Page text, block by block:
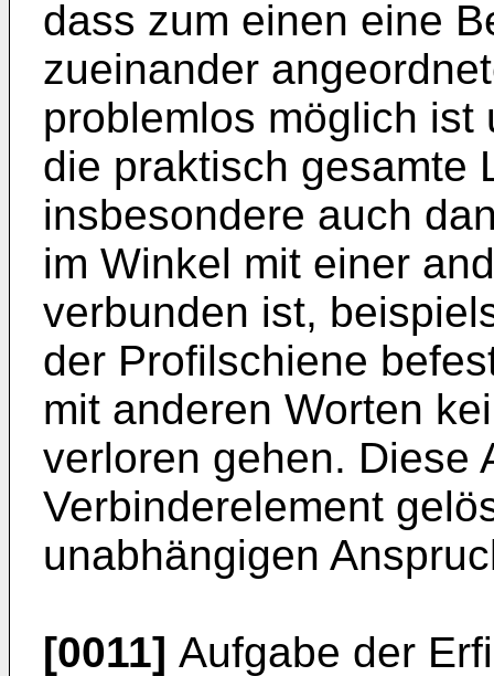
dass zum einen eine
zueinander
problemlos möglich
die praktisch gesamte
insbesondere auch
im Winkel mit einer
verbunden ist,
der Profilschiene
mit anderen Worten
verloren gehen. Diese
Verbinderelement
unabhängigen
[0011] Aufgabe der